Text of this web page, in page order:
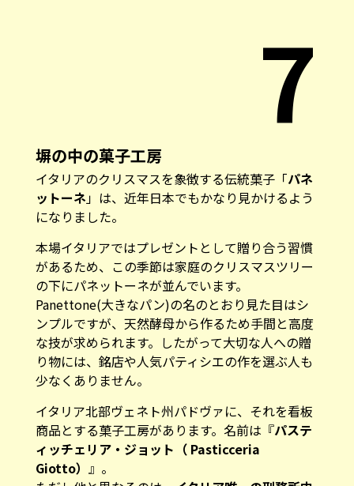
7
塀の中の菓子工房
イタリアのクリスマスを象徴する伝統菓子「パネ
ットーネ 」は、近年日本でもかなり見かけるよう
になりました。
本場イタリアではプレゼントとして贈り合う習慣
があるため、この季節は家庭のクリスマスツリー
の下にパネットーネが並んでいます。
Panettone(大きなパン)の名のとおり見た目はシ
ンプルですが、天然酵母から作るため手間と高度
な技が求められます。したがって大切な人への贈
り物には、銘店や人気パティシエの作を選ぶ人も
少なくありません。
イタリア北部ヴェネト州パドヴァに、それを看板
商品とする菓子工房があります。名前は『パステ
ィッチェリア・ジョット（ Pasticceria
Giotto） 』。